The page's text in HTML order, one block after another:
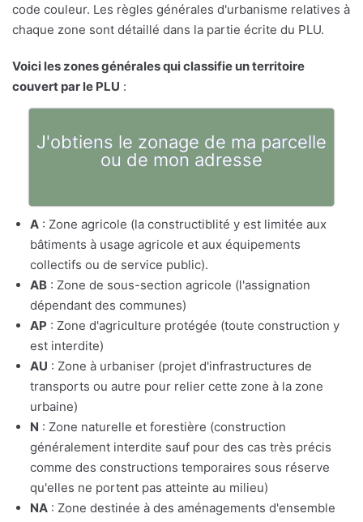
code couleur. Les règles générales d'urbanisme relatives à
chaque zone sont détaillé dans la partie écrite du PLU.
Voici les zones générales qui classifie un territoire
couvert par le PLU :
J'obtiens le zonage de ma parcelle
ou de mon adresse
A : Zone agricole (la constructiblité y est limitée aux
bâtiments à usage agricole et aux équipements
collectifs ou de service public).
AB : Zone de sous-section agricole (l'assignation
dépendant des communes)
AP : Zone d'agriculture protégée (toute construction y
est interdite)
AU : Zone à urbaniser (projet d'infrastructures de
transports ou autre pour relier cette zone à la zone
urbaine)
N : Zone naturelle et forestière (construction
généralement interdite sauf pour des cas très précis
comme des constructions temporaires sous réserve
qu'elles ne portent pas atteinte au milieu)
NA : Zone destinée à des aménagements d'ensemble